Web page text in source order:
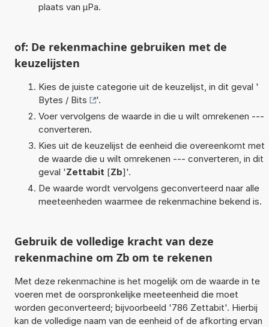
plaats van µPa.
of: De rekenmachine gebruiken met de
keuzelijsten
Kies de juiste categorie uit de keuzelijst, in dit geval '
Bytes / Bits
'.
Voer vervolgens de waarde in die u wilt omrekenen ---
converteren.
Kies uit de keuzelijst de eenheid die overeenkomt met
de waarde die u wilt omrekenen --- converteren, in dit
geval 'Zettabit [Zb]'.
De waarde wordt vervolgens geconverteerd naar alle
meeteenheden waarmee de rekenmachine bekend is.
Gebruik de volledige kracht van deze
rekenmachine om Zb om te rekenen
Met deze rekenmachine is het mogelijk om de waarde in te
voeren met de oorspronkelijke meeteenheid die moet
worden geconverteerd; bijvoorbeeld '786 Zettabit'. Hierbij
kan de volledige naam van de eenheid of de afkorting ervan